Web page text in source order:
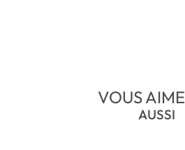
VOUS
AUSSI